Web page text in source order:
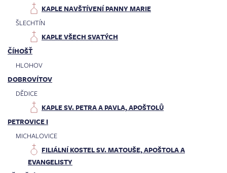
KAPLE NAVŠTÍVENÍ PANNY MARIE
ŠLECHTÍN
KAPLE VŠECH SVATÝCH
ČÍHOŠŤ
HLOHOV
DOBROVÍTOV
DĚDICE
KAPLE SV. PETRA A PAVLA, APOŠTOLŮ
PETROVICE I
MICHALOVICE
FILIÁLNÍ KOSTEL SV. MATOUŠE, APOŠTOLA A
EVANGELISTY